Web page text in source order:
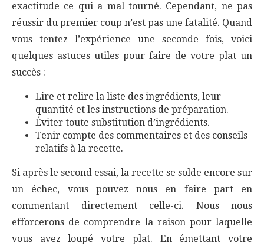
exactitude ce qui a mal tourné. Cependant, ne pas
réussir du premier coup n’est pas une fatalité. Quand
vous tentez l’expérience une seconde fois, voici
quelques astuces utiles pour faire de votre plat un
succès :
Lire et relire la liste des ingrédients, leur
quantité et les instructions de préparation.
Éviter toute substitution d’ingrédients.
Tenir compte des commentaires et des conseils
relatifs à la recette.
Si après le second essai, la recette se solde encore sur
un échec, vous pouvez nous en faire part en
commentant directement celle-ci. Nous nous
efforcerons de comprendre la raison pour laquelle
vous avez loupé votre plat. En émettant votre